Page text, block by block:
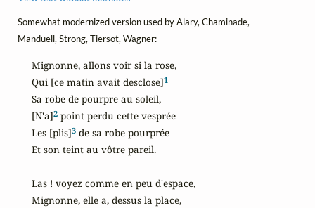
Somewhat modernized version used by Alary, Chaminade,
Manduell, Strong, Tiersot, Wagner:
Mignonne, allons voir si la rose,
Qui [ce matin avait desclose]1
Sa robe de pourpre au soleil,
[N'a]2 point perdu cette vesprée
Les [plis]3 de sa robe pourprée
Et son teint au vôtre pareil.
Las ! voyez comme en peu d'espace,
Mignonne, elle a, dessus la place,